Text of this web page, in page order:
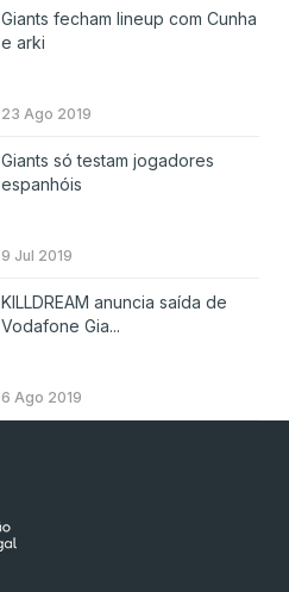
Giants fecham lineup com Cunha
e arki
23 Ago 2019
Giants só testam jogadores
espanhóis
9 Jul 2019
KILLDREAM anuncia saída de
Vodafone Gia...
6 Ago 2019